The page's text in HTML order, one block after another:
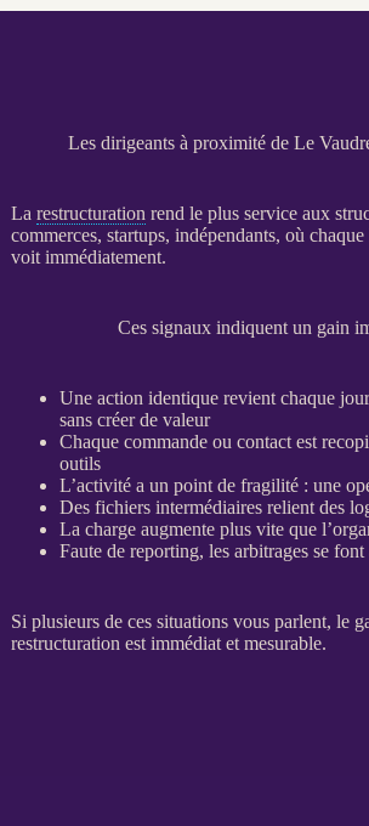
Les dirigeants à proximité de Le
La restructuration rend le plus service aux
commerces, startups, indépendants, où chaque
voit immédiatement.
Ces signaux indiquent un gain
Une action identique revient chaque
sans créer de valeur
Chaque commande ou contact est
outils
L’activité a un point de fragilité : une
Des fichiers intermédiaires relient des
La charge augmente plus vite que
Faute de reporting, les arbitrages se font
Si plusieurs de ces situations vous parlent, le
restructuration est immédiat et mesurable.